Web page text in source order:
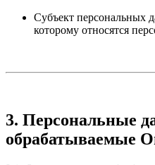
Субъект персональных
которому относятся
3. Персональные
обрабатываемые